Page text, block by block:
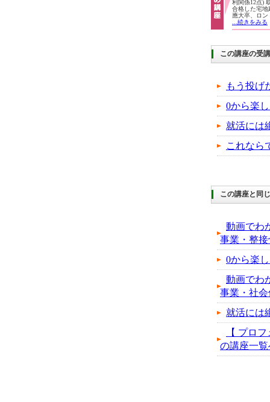
利関係12点)
合格した宅地
應大卒、ロ
...続きをみる
この講座の受
もう投げ
0から楽
就活には
これなら
この講座と同
動画でわ
事業・整
0から楽
動画でわ
事業・社
就活には
【 プロ
の講座一覧